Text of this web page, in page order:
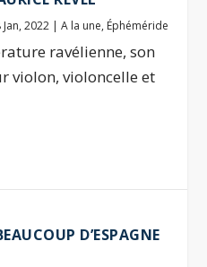
Jan, 2022 |A la une, Éphéméride
ravélienne, son
violon, violoncelle et
D’ESPAGNE